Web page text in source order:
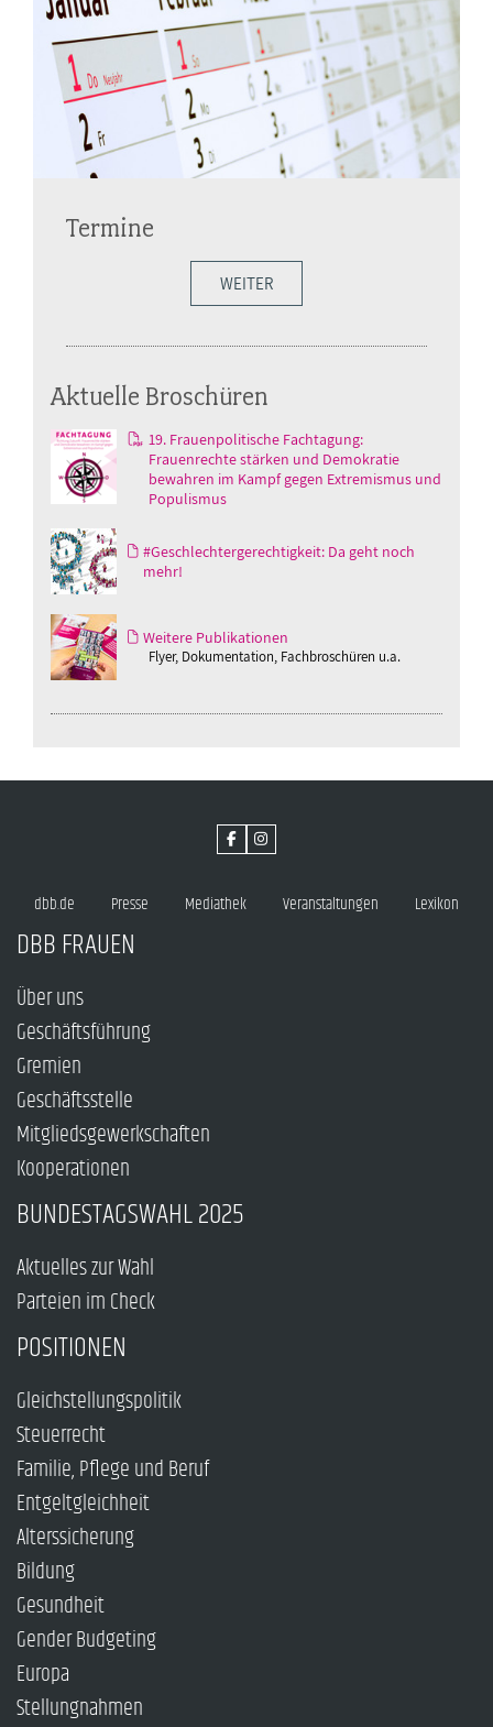
Termine
WEITER
Aktuelle Broschüren
19. Frauenpolitische Fachtagung:
Frauenrechte stärken und Demokratie
bewahren im Kampf gegen Extremismus und
Populismus
#Geschlechtergerechtigkeit: Da geht noch
mehr!
Weitere Publikationen
Flyer, Dokumentation, Fachbroschüren u.a.
dbb.de Presse Mediathek Veranstaltungen Lexikon
DBB FRAUEN
Über uns
Geschäftsführung
Gremien
Geschäftsstelle
Mitgliedsgewerkschaften
Kooperationen
BUNDESTAGSWAHL 2025
Aktuelles zur Wahl
Parteien im Check
POSITIONEN
Gleichstellungspolitik
Steuerrecht
Familie, Pflege und Beruf
Entgeltgleichheit
Alterssicherung
Bildung
Gesundheit
Gender Budgeting
Europa
Stellungnahmen